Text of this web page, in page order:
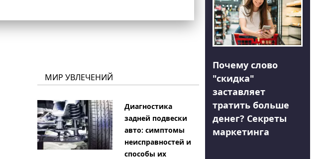
МИР УВЛЕЧЕНИЙ
Диагностика
задней подвески
авто: симптомы
неисправностей и
способы их
Почему слово
"скидка"
заставляет
тратить больше
денег? Секреты
маркетинга